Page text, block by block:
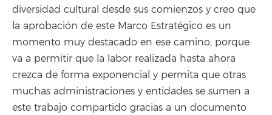
diversidad cultural desde sus comienzos y creo que
la aprobación de este Marco Estratégico es un
momento muy destacado en ese camino, porque
va a permitir que la labor realizada hasta ahora
crezca de forma exponencial y permita que otras
muchas administraciones y entidades se sumen a
este trabajo compartido gracias a un documento